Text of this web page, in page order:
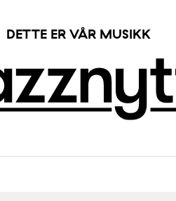
DETTE ER VÅR MUSIKK